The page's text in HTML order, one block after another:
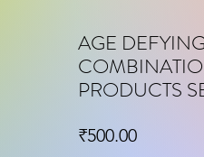
AGE
PRODUCTS
₹500.00मूल्य